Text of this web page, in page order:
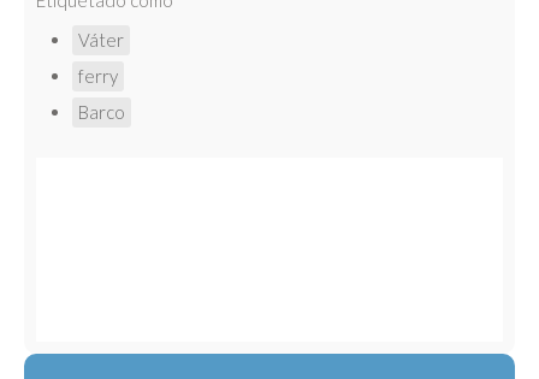
Váter
ferry
Barco